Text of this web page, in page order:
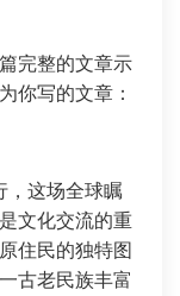
完整的文章示
你写的文章：
这场全球瞩
文化交流的重
住民的独特图
古老民族丰富